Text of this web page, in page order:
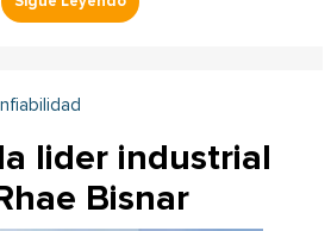
lider industrial
Bisnar